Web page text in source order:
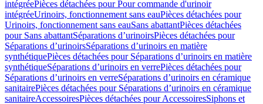
intégréePièces détachées pour Pour commande d'urinoir
intégréeUrinoirs, fonctionnement sans eauPièces détachées pour
Urinoirs, fonctionnement sans eauSans abattantPièces détachées
pour Sans abattantSéparations d’urinoirsPièces détachées pour
Séparations d’urinoirsSéparations d’urinoirs en matière
synthétiquePièces détachées pour Séparations d’urinoirs en matière
synthétiqueSéparations d’urinoirs en verrePièces détachées pour
Séparations d’urinoirs en verreSéparations d’urinoirs en céramique
sanitairePièces détachées pour Séparations d’urinoirs en céramique
sanitaireAccessoiresPièces détachées pour AccessoiresSiphons et